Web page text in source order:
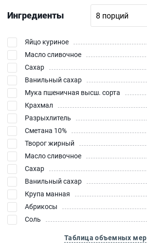
Ингредиенты
Яйцо куриное
Масло сливочное
Сахар
Ванильный сахар
Мука пшеничная высш. сорта
Крахмал
Разрыхлитель
Сметана 10%
Творог жирный
Масло сливочное
Сахар
Ванильный сахар
Крупа манная
Абрикосы
Соль
Таблица объемных мер